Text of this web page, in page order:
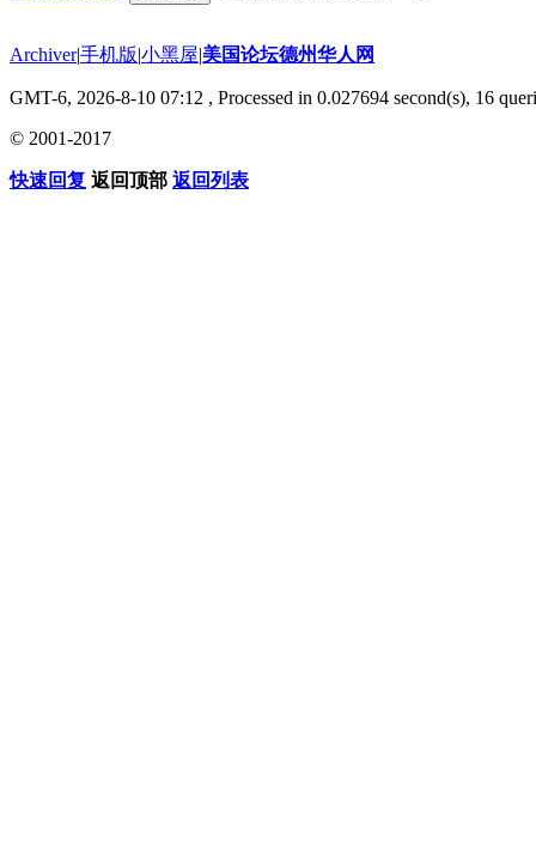
Archiver|手机版|小黑屋|美国论坛德州华人网
GMT-6, 2026-8-10 07:12 , Processed in 0.027694 second(s), 16
© 2001-2017
快速回复 返回顶部 返回列表